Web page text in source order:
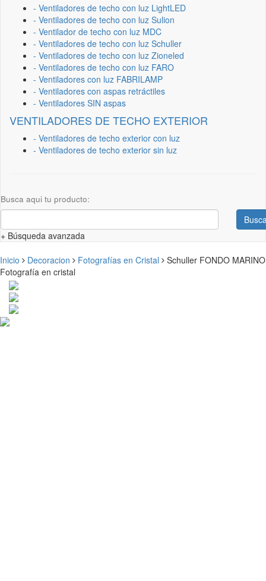
- Ventiladores de techo con luz LightLED
- Ventiladores de techo con luz Sulion
- Ventilador de techo con luz MDC
- Ventiladores de techo con luz Schuller
- Ventiladores de techo con luz Zioneled
- Ventiladores de techo con luz FARO
- Ventiladores con luz FABRILAMP
- Ventiladores con aspas retráctiles
- Ventiladores SIN aspas
VENTILADORES DE TECHO EXTERIOR
- Ventiladores de techo exterior con luz
- Ventiladores de techo exterior sin luz
Busca aqui tu producto:
+ Búsqueda avanzada
Inicio Decoracion Fotografías en Cristal
Schuller FONDO MARINO
Fotografía en cristal